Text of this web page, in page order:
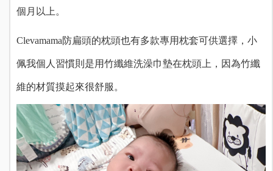
個月以上。
Clevamama防扁頭的枕頭也有多款專用枕套可供選擇，小
佩我個人習慣則是用竹纖維洗澡巾墊在枕頭上，因為竹纖
維的材質摸起來很舒服。